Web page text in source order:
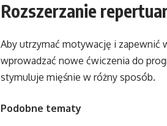
Rozszerzanie
Aby utrzymać motywację i zapewnić
wprowadzać nowe ćwiczenia do
stymuluje mięśnie w różny sposób.
Podobne tematy